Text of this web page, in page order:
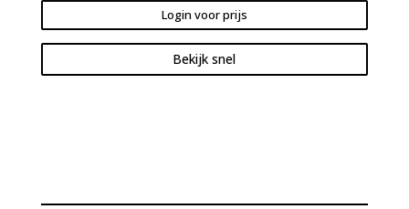
Login voor prijs
Bekijk snel